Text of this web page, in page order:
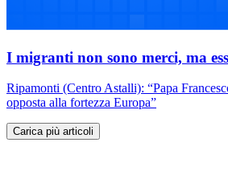
I migranti non sono merci, ma
Ripamonti (Centro Astalli): “Papa
opposta alla fortezza Europa”
Carica più articoli